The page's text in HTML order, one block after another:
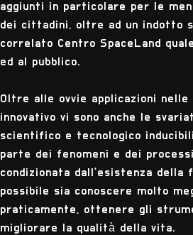
aggiunti in particolare per le
dei cittadini, oltre ad un indotto
correlato Centro SpaceLand
ed al pubblico.
Oltre alle ovvie applicazioni
innovativo vi sono anche le
scientifico e tecnologico
parte dei fenomeni e dei
condizionata dall'esistenza
possibile sia conoscere molto
praticamente, ottenere gli
migliorare la qualità della vita.